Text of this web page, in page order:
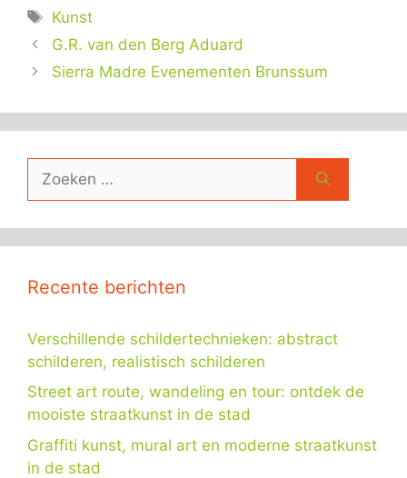
Tags
Kunst
G.R. van den Berg Aduard
Sierra Madre Evenementen Brunssum
naar:
Recente berichten
Verschillende schildertechnieken: abstract
schilderen, realistisch schilderen
Street art route, wandeling en tour: ontdek de
mooiste straatkunst in de stad
Graffiti kunst, mural art en moderne straatkunst
in de stad